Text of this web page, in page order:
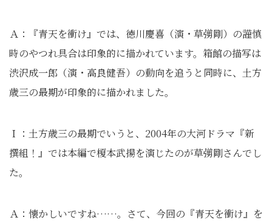
Ａ：『青天を衝け』では、徳川慶喜（演・草彅剛）の謹慎
時のやつれ具合は印象的に描かれています。箱館の描写は
渋沢成一郎（演・高良健吾）の動向を追うと同時に、土方
歳三の最期が印象的に描かれました。
Ｉ：土方歳三の最期でいうと、2004年の大河ドラマ『新
撰組！』では本編で榎本武揚を演じたのが草彅剛さんでし
た。
Ａ：懐かしいですね……。さて、今回の『青天を衝け』を